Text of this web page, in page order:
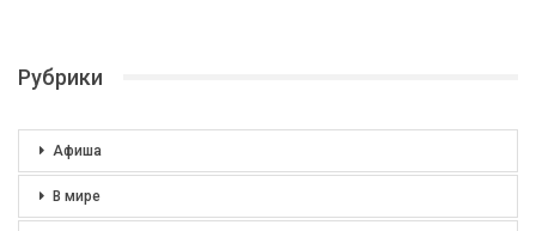
Рубрики
Афиша
В мире